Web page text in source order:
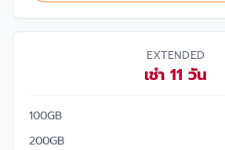
EXTENDED
เช่า 11 วัน
100GB
200GB